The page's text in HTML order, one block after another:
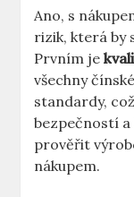
Ano, s
rizik, která by
Prvním je
všechny
standardy,
bezpečností
prověřit
nákupem.